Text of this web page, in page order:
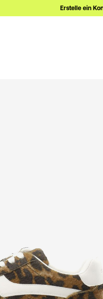
Erstelle ein